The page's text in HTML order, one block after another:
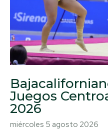
Juegos
2026
miércoles 5 agosto 2026